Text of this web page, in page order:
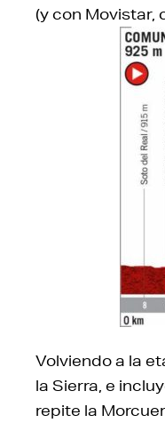
(y con Movistar,
Volviendo a la
la Sierra, e
repite la